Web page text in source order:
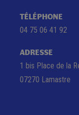
TÉLÉPHONE
04 75 06 41 92
ADRESSE
1 bis Place de la
07270 Lamastre